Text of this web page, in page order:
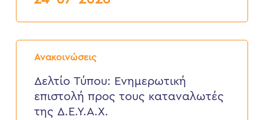
2026
Ανακοινώσεις
Δελτίο
Τύπου:
επιστολή
προς
τους
καταναλωτές
Δελτίο Τύπου: Eνημερωτική
επιστολή προς τους καταναλωτές
της Δ.Ε.Υ.Α.Χ.